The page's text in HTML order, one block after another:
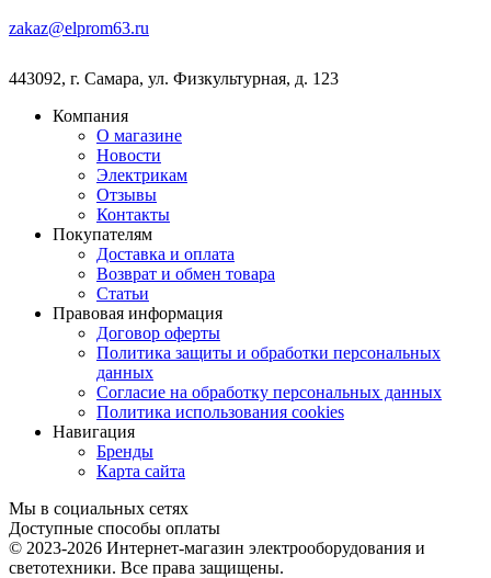
zakaz@elprom63.ru
443092, г. Самара, ул. Физкультурная, д. 123
Компания
О магазине
Новости
Электрикам
Отзывы
Контакты
Покупателям
Доставка и оплата
Возврат и обмен товара
Статьи
Правовая информация
Договор оферты
Политика защиты и обработки персональных
данных
Согласие на обработку персональных данных
Политика использования cookies
Навигация
Бренды
Карта сайта
Мы в социальных сетях
Доступные способы оплаты
© 2023-2026 Интернет-магазин электрооборудования и
светотехники. Все права защищены.